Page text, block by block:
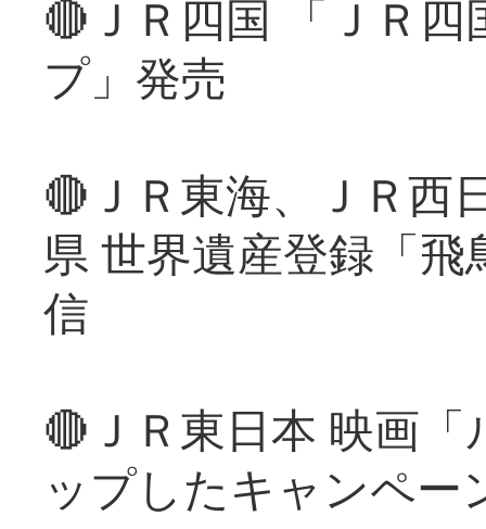
🔴ＪＲ四国 「ＪＲ
プ」発売
🔴ＪＲ東海、ＪＲ西
県 世界遺産登録「
信
🔴ＪＲ東日本 映画
ップしたキャンペー